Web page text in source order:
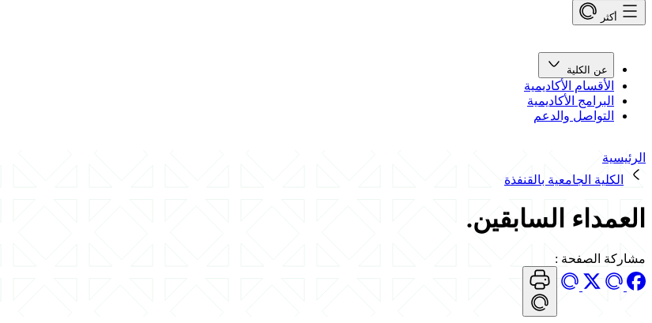
أكثر
عن الكلية
الأقسام الأكاديمية
البرامج الأكاديمية
التواصل والدعم
الرئيسية
الكلية الجامعية بالقنفذة
العمداء السابقين.
مشاركة الصفحة :